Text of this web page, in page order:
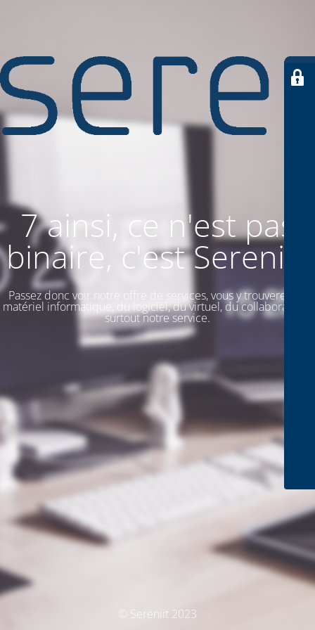
7 ainsi, ce n'est pas
binaire, c'est SereniiT
Passez donc voir notre offre de services, vous y trouverez du
matériel informatique, du logiciel, du virtuel, du collaboratif. Et
surtout notre service.
© Sereniit 2023